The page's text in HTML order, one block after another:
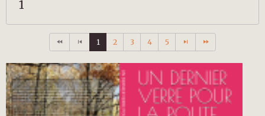
1
1 2 3 4 5